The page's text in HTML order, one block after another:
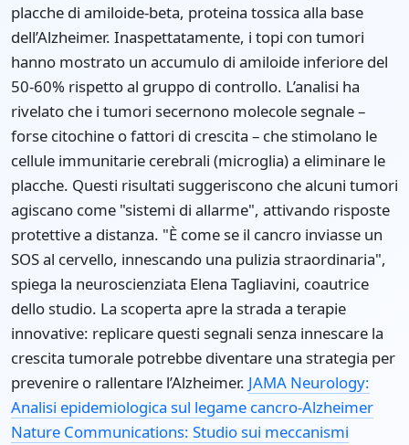
placche di amiloide-beta, proteina tossica alla base
dell’Alzheimer. Inaspettatamente, i topi con tumori
hanno mostrato un accumulo di amiloide inferiore del
50-60% rispetto al gruppo di controllo. L’analisi ha
rivelato che i tumori secernono molecole segnale –
forse citochine o fattori di crescita – che stimolano le
cellule immunitarie cerebrali (microglia) a eliminare le
placche. Questi risultati suggeriscono che alcuni tumori
agiscano come "sistemi di allarme", attivando risposte
protettive a distanza. "È come se il cancro inviasse un
SOS al cervello, innescando una pulizia straordinaria",
spiega la neuroscienziata Elena Tagliavini, coautrice
dello studio. La scoperta apre la strada a terapie
innovative: replicare questi segnali senza innescare la
crescita tumorale potrebbe diventare una strategia per
prevenire o rallentare l’Alzheimer. JAMA Neurology:
Analisi epidemiologica sul legame cancro-Alzheimer
Nature Communications: Studio sui meccanismi